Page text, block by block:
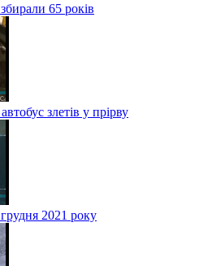
65 років
злетів у прірву
2021 року